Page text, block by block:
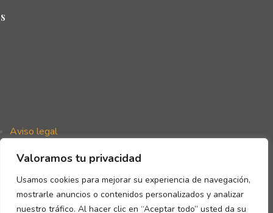
Valoramos tu privacidad
Usamos cookies para mejorar su experiencia de navegación,
mostrarle anuncios o contenidos personalizados y analizar
nuestro tráfico. Al hacer clic en “Aceptar todo” usted da su
Aviso legal
Política de cookies
Declaración de accesibilidad